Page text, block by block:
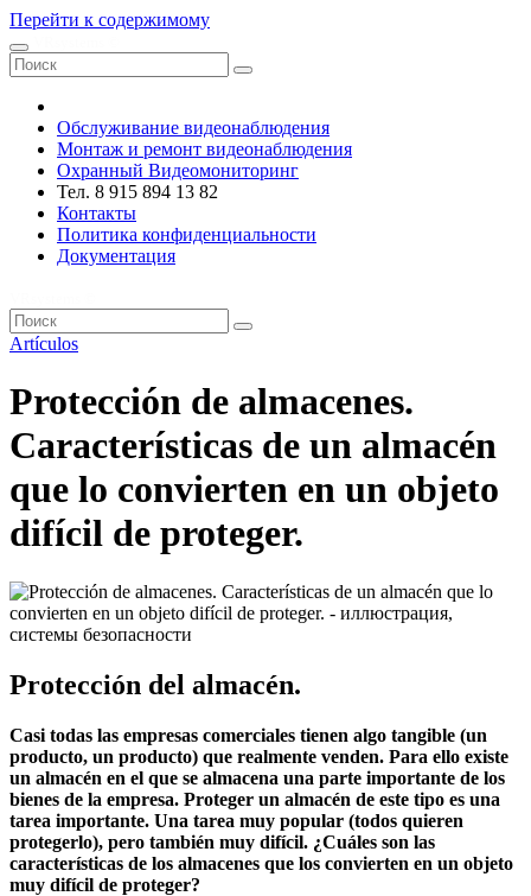
Перейти к содержимому
Обслуживание видеонаблюдения
Монтаж и ремонт видеонаблюдения
Охранный Видеомониторинг
Тел. 8 915 894 13 82
Контакты
Политика конфиденциальности
Документация
Artículos
Protección de almacenes.
Características de un almacén
que lo convierten en un objeto
difícil de proteger.
Protección del almacén.
Casi todas las empresas comerciales tienen algo tangible (un
producto, un producto) que realmente venden. Para ello existe
un almacén en el que se almacena una parte importante de los
bienes de la empresa. Proteger un almacén de este tipo es una
tarea importante. Una tarea muy popular (todos quieren
protegerlo), pero también muy difícil. ¿Cuáles son las
características de los almacenes que los convierten en un objeto
muy difícil de proteger?